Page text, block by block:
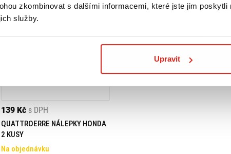
zkombinovat s dalšími informacemi, které jste jim
služby.
Upravit
139 Kč s DPH
QUATTROERRE NÁLEPKY HONDA
2 KUSY
Na objednávku